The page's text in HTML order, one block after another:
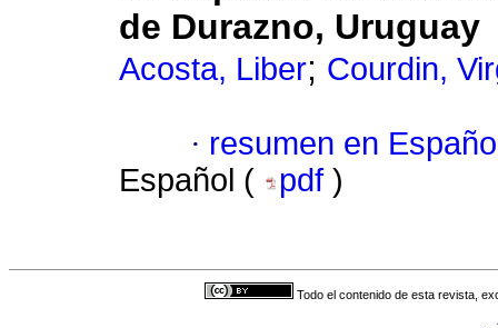
de Durazno, Uruguay
Acosta, Liber; Courdin,
· resumen en
Español (
pdf )
Todo el contenido de esta revista,